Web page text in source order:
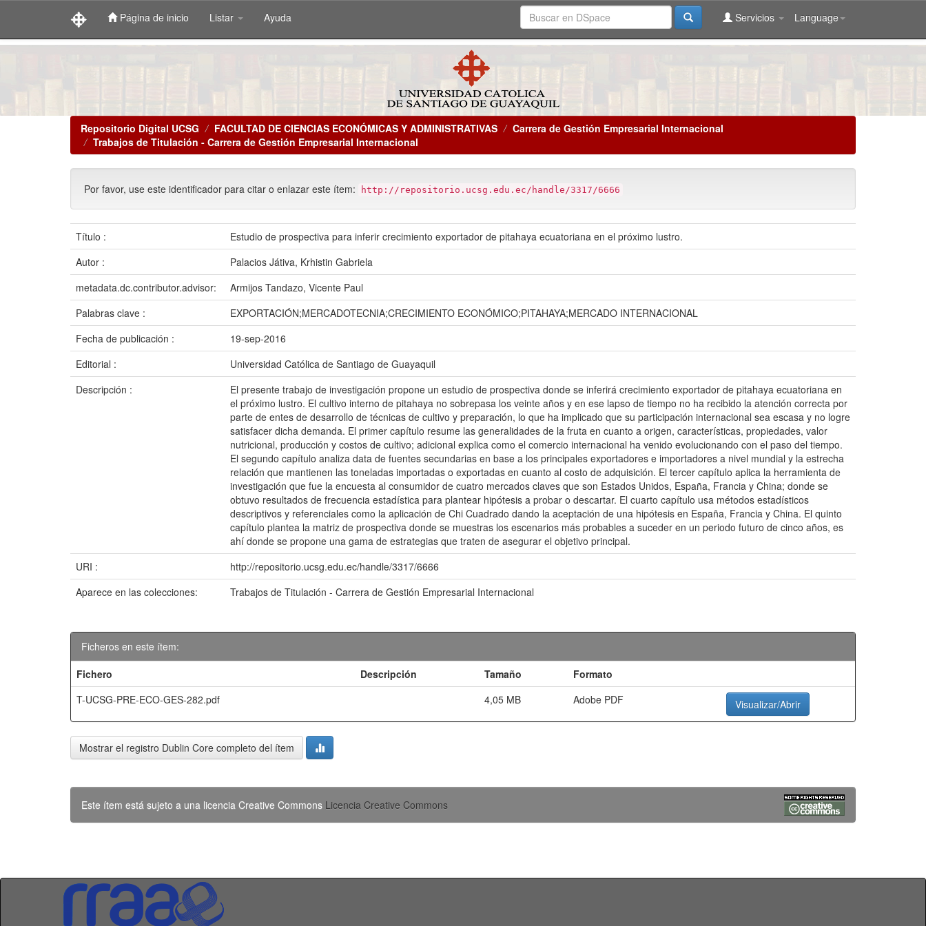
Página de inicio Listar Ayuda Language
Servicios
Repositorio Digital UCSG FACULTAD DE CIENCIAS ECONÓMICAS Y ADMINISTRATIVAS
Carrera de Gestión Empresarial Internacional
Trabajos de Titulación - Carrera de Gestión Empresarial Internacional
Por favor, use este identificador para citar o enlazar este ítem: http://repositorio.ucsg.edu.ec/handle/3317/6666
Título :
Estudio de prospectiva para inferir crecimiento exportador de pitahaya ecuatoriana en el próximo lustro.
Autor :
Palacios Játiva, Krhistin Gabriela
metadata.dc.contributor.advisor:
Armijos Tandazo, Vicente Paul
Palabras clave :
EXPORTACIÓN;MERCADOTECNIA;CRECIMIENTO ECONÓMICO;PITAHAYA;MERCADO INTERNACIONAL
Fecha de publicación :
19-sep-2016
Editorial :
Universidad Católica de Santiago de Guayaquil
Descripción :
El presente trabajo de investigación propone un estudio de prospectiva donde se inferirá crecimiento exportador de pitahaya ecuatoriana en
el próximo lustro. El cultivo interno de pitahaya no sobrepasa los veinte años y en ese lapso de tiempo no ha recibido la atención correcta por
parte de entes de desarrollo de técnicas de cultivo y preparación, lo que ha implicado que su participación internacional sea escasa y no logre
satisfacer dicha demanda. El primer capítulo resume las generalidades de la fruta en cuanto a origen, características, propiedades, valor
nutricional, producción y costos de cultivo; adicional explica como el comercio internacional ha venido evolucionando con el paso del tiempo.
El segundo capítulo analiza data de fuentes secundarias en base a los principales exportadores e importadores a nivel mundial y la estrecha
relación que mantienen las toneladas importadas o exportadas en cuanto al costo de adquisición. El tercer capítulo aplica la herramienta de
investigación que fue la encuesta al consumidor de cuatro mercados claves que son Estados Unidos, España, Francia y China; donde se
obtuvo resultados de frecuencia estadística para plantear hipótesis a probar o descartar. El cuarto capítulo usa métodos estadísticos
descriptivos y referenciales como la aplicación de Chi Cuadrado dando la aceptación de una hipótesis en España, Francia y China. El quinto
capítulo plantea la matriz de prospectiva donde se muestras los escenarios más probables a suceder en un periodo futuro de cinco años, es
ahí donde se propone una gama de estrategias que traten de asegurar el objetivo principal.
URI :
http://repositorio.ucsg.edu.ec/handle/3317/6666
Aparece en las colecciones:
Trabajos de Titulación - Carrera de Gestión Empresarial Internacional
Ficheros en este ítem:
Fichero
Descripción Tamaño
Formato
T-UCSG-PRE-ECO-GES-282.pdf
4,05 MB Adobe PDF Visualizar/Abrir
Mostrar el registro Dublin Core completo del ítem
Este ítem está sujeto a una licencia Creative Commons Licencia Creative Commons